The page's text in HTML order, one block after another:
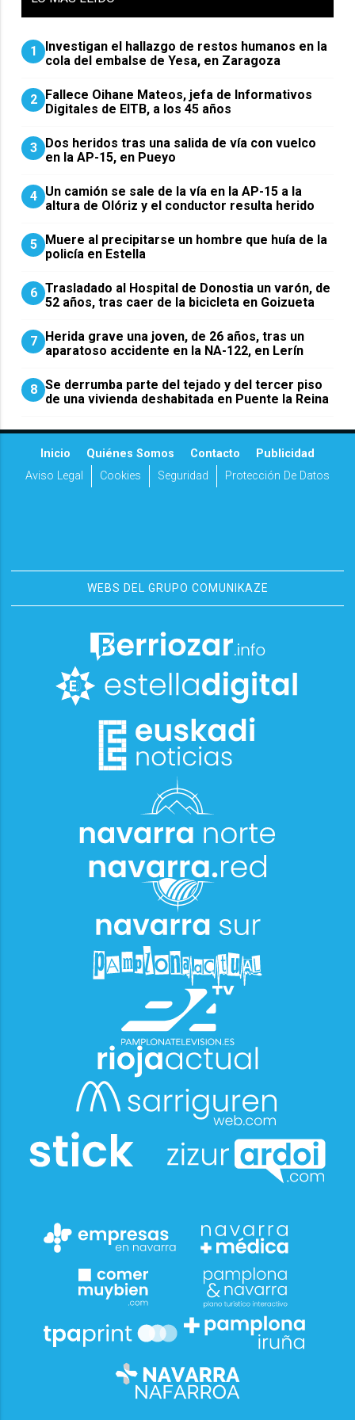
1
Investigan el hallazgo de restos humanos en la
cola del embalse de Yesa, en Zaragoza
2 Fallece Oihane Mateos, jefa de Informativos
Digitales de EITB, a los 45 años
3 Dos heridos tras una salida de vía con vuelco
en la AP-15, en Pueyo
4 Un camión se sale de la vía en la AP-15 a la
altura de Olóriz y el conductor resulta herido
5 Muere al precipitarse un hombre que huía de la
policía en Estella
6 Trasladado al Hospital de Donostia un varón, de
52 años, tras caer de la bicicleta en Goizueta
7 Herida grave una joven, de 26 años, tras un
aparatoso accidente en la NA-122, en Lerín
8 Se derrumba parte del tejado y del tercer piso
de una vivienda deshabitada en Puente la Reina
Inicio Quiénes Somos Contacto
Publicidad
Aviso Legal
Cookies Seguridad Protección De Datos
WEBS DEL GRUPO COMUNIKAZE